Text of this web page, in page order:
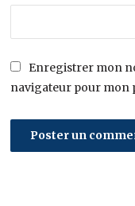
Enregistrer mon
navigateur pour mon